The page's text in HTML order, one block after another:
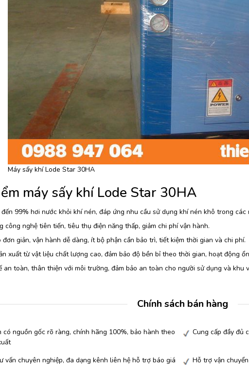
Máy sấy khí Lode Star 30HA
máy sấy khí Lode Star 30HA
99% hơi nước khỏi khí nén, đáp ứng nhu cầu sử dụng khí nén khô trong
công nghệ tiên tiến, tiêu thụ điện năng thấp, giảm chi phí vận hành.
đơn giản, vận hành dễ dàng, ít bộ phận cần bảo trì, tiết kiệm thời gian và chi phí.
xuất từ vật liệu chất lượng cao, đảm bảo độ bền bỉ theo thời gian, hoạt động
an toàn, thân thiện với môi trường, đảm bảo an toàn cho người sử dụng và khu
Chính sách bán hàng
có nguồn gốc rõ ràng, chính hãng 100%, bảo hành theo
Cung cấp đầy đủ
vấn chuyên nghiệp, đa dạng kênh liên hệ hỗ trợ báo giá Hỗ trợ vận